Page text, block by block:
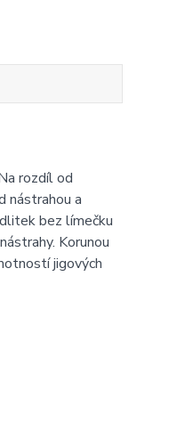
rozdíl od
nástrahou a
bez límečku
Korunou
jigových